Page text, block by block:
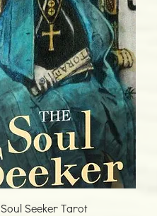
Soul Seeker Tarot